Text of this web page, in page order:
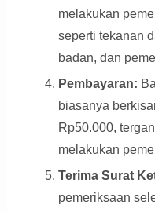
melakukan
seperti tekanan
badan, dan
Pembayaran:
biasanya
Rp50.000,
melakukan
Terima Surat
pemeriksaan